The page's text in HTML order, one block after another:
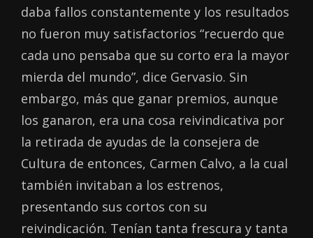
daba fallos constantemente y los resultados
no fueron muy satisfactorios “recuerdo que
cada uno pensaba que su corto era la mayor
mierda del mundo”, dice Gervasio. Sin
embargo, más que ganar premios, aunque
los ganaron, era una cosa reivindicativa por
la retirada de ayudas de la consejera de
Cultura de entonces, Carmen Calvo, a la cual
también invitaban a los estrenos,
presentando sus cortos con su
reivindicación. Tenían tanta frescura y tanta